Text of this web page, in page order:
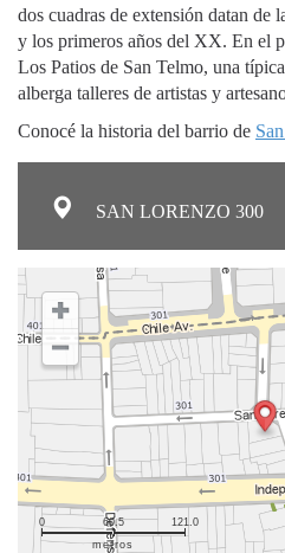
dos cuadras de extensión datan
y los primeros años del XX. En el
Los Patios de San Telmo, una
alberga talleres de artistas y
Conocé la historia del barrio de
SAN LORENZO 300
metros
0 60.5 121.0